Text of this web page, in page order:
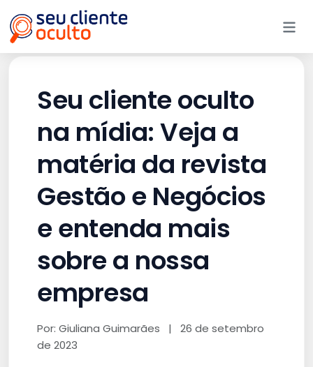
Seu cliente oculto
na mídia: Veja a
matéria da revista
Gestão e Negócios
e entenda mais
sobre a nossa
empresa
Por: Giuliana Guimarães |
26 de setembro
de 2023